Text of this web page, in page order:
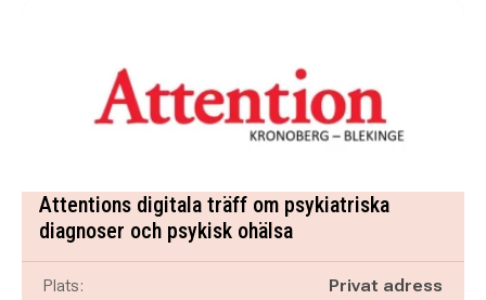
Attentions digitala träff om psykiatriska
diagnoser och psykisk ohälsa
Plats:
Privat adress